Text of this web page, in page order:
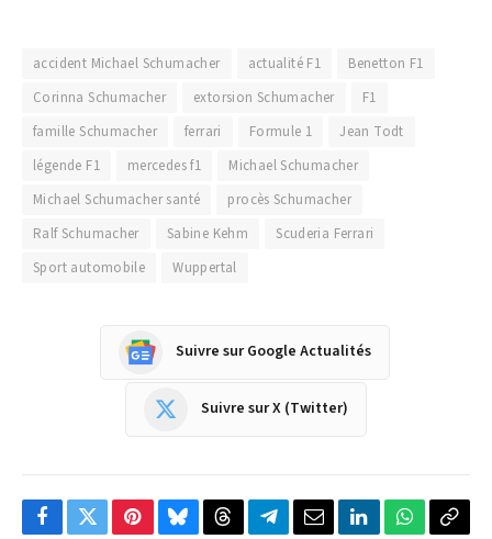
accident Michael Schumacher actualité F1
Benetton F1
Corinna Schumacher
extorsion Schumacher
F1
famille Schumacher
ferrari Formule 1
Jean Todt
légende F1
mercedes f1
Michael Schumacher
Michael Schumacher santé
procès Schumacher
Ralf Schumacher
Sabine Kehm
Scuderia Ferrari
Sport automobile
Wuppertal
Suivre sur Google Actualités
Suivre sur X (Twitter)
Facebook
TwitterPinterestBlueskyThreadsPartagerEmailLinkedInWhatsApp